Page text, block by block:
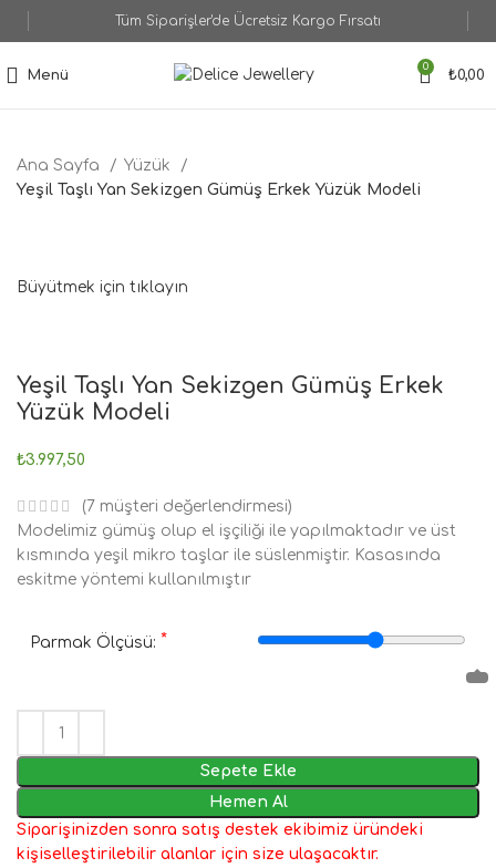
Tüm Siparişler'de Ücretsiz Kargo Fırsatı
Menü
0
₺0,00
Ana Sayfa
Yüzük
Yeşil Taşlı Yan Sekizgen Gümüş Erkek Yüzük Modeli
Büyütmek için tıklayın
Yeşil Taşlı Yan Sekizgen Gümüş Erkek
Yüzük Modeli
₺3.997,50
(7 müşteri değerlendirmesi)
Modelimiz gümüş olup el işçiliği ile yapılmaktadır ve üst
kısmında yeşil mikro taşlar ile süslenmiştir. Kasasında
eskitme yöntemi kullanılmıştır
Parmak Ölçüsü: *
Sepete Ekle
Hemen Al
Siparişinizden sonra satış destek ekibimiz üründeki
kişiselleştirilebilir alanlar için size ulaşacaktır.